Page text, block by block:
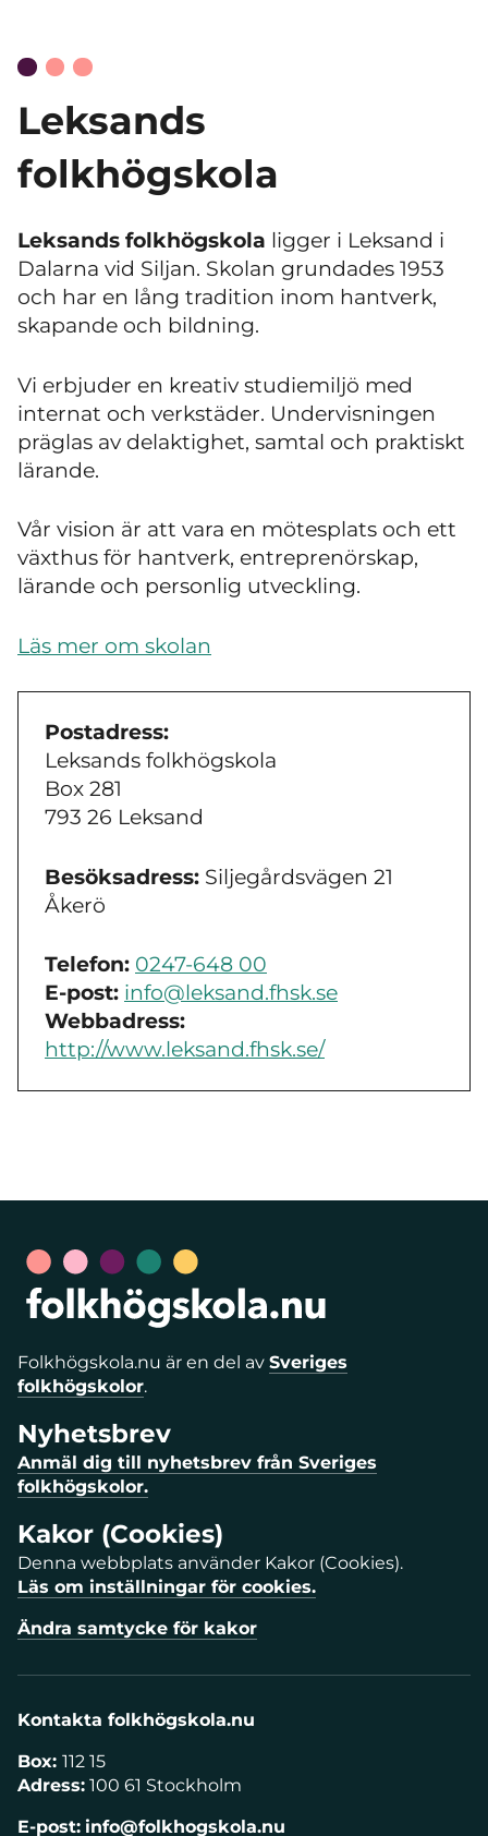
Leksands
folkhögskola
Leksands folkhögskola ligger i Leksand i
Dalarna vid Siljan. Skolan grundades 1953
och har en lång tradition inom hantverk,
skapande och bildning.
Vi erbjuder en kreativ studiemiljö med
internat och verkstäder. Undervisningen
präglas av delaktighet, samtal och praktiskt
lärande.
Vår vision är att vara en mötesplats och ett
växthus för hantverk, entreprenörskap,
lärande och personlig utveckling.
Läs mer om skolan
Postadress:
Leksands folkhögskola
Box 281
793 26 Leksand
Besöksadress: Siljegårdsvägen 21
Åkerö
Telefon: 0247-648 00
E-post: info@leksand.fhsk.se
Webbadress:
http://www.leksand.fhsk.se/
Folkhögskola.nu är en del av Sveriges
folkhögskolor.
Nyhetsbrev
Anmäl dig till nyhetsbrev från Sveriges
folkhögskolor.
Kakor (Cookies)
Denna webbplats använder Kakor (Cookies).
Läs om inställningar för cookies.
Ändra samtycke för kakor
Kontakta folkhögskola.nu
Box: 112 15
Adress: 100 61 Stockholm
E-post: info@folkhogskola.nu